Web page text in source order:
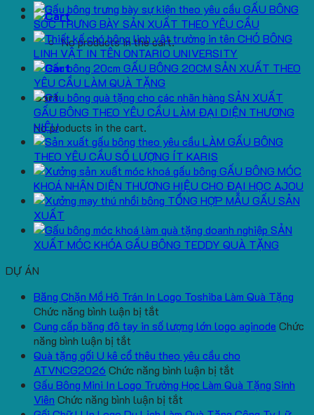
No products in the cart.
Cart
No products in the cart.
GẤU BÔNG
SÓC TRƯNG BÀY SẢN XUẤT THEO YÊU CẦU
CHÓ BÔNG
LINH VẬT IN TÊN ONTARIO UNIVERSITY
GẤU BÔNG 20CM SẢN XUẤT THEO
YÊU CẦU LÀM QUÀ TẶNG
SẢN XUẤT
GẤU BÔNG THEO YÊU CẦU LÀM ĐẠI DIỆN THƯƠNG
HIỆU
LÀM GẤU BÔNG
THEO YÊU CẦU SỐ LƯỢNG ÍT KARIS
GẤU BÔNG MÓC
KHOÁ NHẬN DIỆN THƯƠNG HIỆU CHO ĐẠI HỌC AJOU
TỔNG HỢP MẪU GẤU SẢN
XUẤT
SẢN
XUẤT MÓC KHÓA GẤU BÔNG TEDDY QUÀ TẶNG
DỰ ÁN
Băng Chặn Mồ Hô Trán In Logo Toshiba Làm Quà Tặng
Chức năng bình luận bị tắt
Băng
Mồ
Hô
Trán
In
Cung cấp băng đô tay in số lượng lớn logo aginode Chức
năng bình luận bị tắt
Cung
cấp
băng
đô
Quà tặng gối U kê cổ thêu theo yêu cầu cho
ATVNCG2026 Chức năng bình luận bị tắt
Quà
Gấu Bông Mini In Logo Trường Học Làm Quà Tặng Sinh
Viên Chức năng bình luận bị tắt